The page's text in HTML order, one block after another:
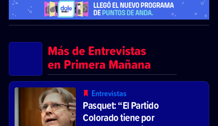
Más de Entrevistas
en Primera Mañana
Entrevistas
Pasquet: “El Partido
Colorado tiene por